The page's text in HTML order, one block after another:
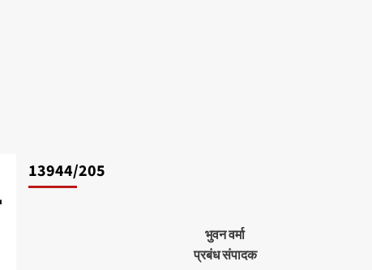
13944/205
भुवन वर्मा
प्रबंध संपादक